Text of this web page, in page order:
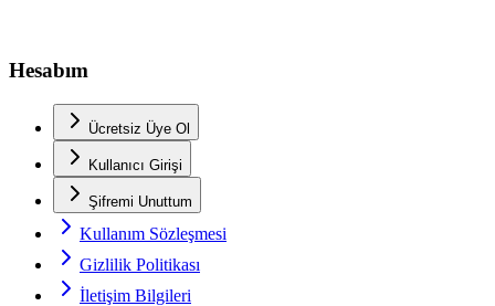
Hesabım
Ücretsiz Üye Ol
Kullanıcı Girişi
Şifremi Unuttum
Kullanım Sözleşmesi
Gizlilik Politikası
İletişim Bilgileri